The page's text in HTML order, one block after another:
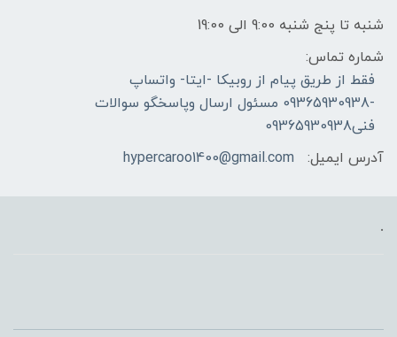
شنبه تا پنج شنبه 9:00 الی 19:00
شماره تماس:
فقط از طریق پیام از روبیکا -ایتا- واتساپ
-09365930938 مسئول ارسال وپاسخگو سوالات
فنی09365930938
آدرس ایمیل:
hypercaroo1400@gmail.com
.